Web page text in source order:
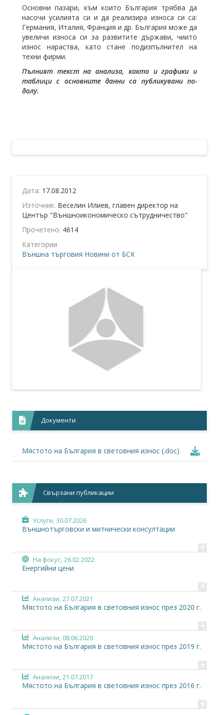
Основни пазари, към които България трябва да
насочи усилията си и да реализира износа си са:
Германия, Италия, Франция и др. България може да
увеличи износа си за развитите държави, чиито
износ нараства, като стане подизпълнител на
техни фирми.
Пълният текст на анализа, както и графики и
таблици с основните данни са публикувани по-
долу.
Дата: 17.08.2012
Източник: Веселин Илиев, главен директор на
Център "Външноикономическо сътрудничество"
Прочетено: 4614
Категории
Външна търговия Новини от БСК
Документи
Мястото на България в световния износ (.doc)
Свързани публикации
Услуги, 30.07.2026
Външнотърговски и митнически консултации
+
На фокус, 26.02.2022
Енергийни цени
+
Анализи, 27.07.2021
Мястото на България в световния износ през 2020 г.
+
Анализи, 08.06.2020
Мястото на България в световния износ през 2019 г.
+
Анализи, 21.07.2017
Мястото на България в световния износ през 2016 г.
+